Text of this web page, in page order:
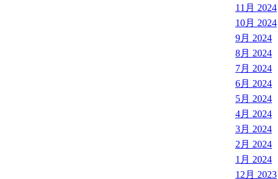
11月 2024
10月 2024
9月 2024
8月 2024
7月 2024
6月 2024
5月 2024
4月 2024
3月 2024
2月 2024
1月 2024
12月 2023